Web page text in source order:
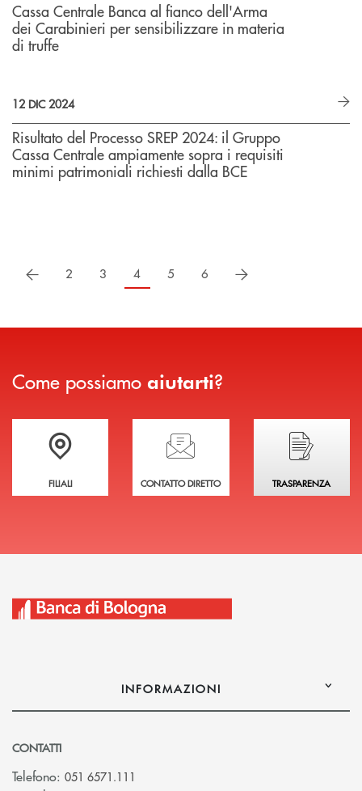
Cassa Centrale Banca al fianco dell'Arma
dei Carabinieri per sensibilizzare in materia
di truffe
12 DIC 2024
Risultato del Processo SREP 2024: il Gruppo
Cassa Centrale ampiamente sopra i requisiti
minimi patrimoniali richiesti dalla BCE
precedente
2 3 4 5 6 successivo
Come possiamo aiutarti?
Trova la filiale più vicina a te
FILIALI
Hai bisogno di assistenza immediata?
CONTATTO DIRETTO
Hai bisogno di
TRASPARENZA
INFORMAZIONI
CONTATTI
Telefono: 051 6571.111